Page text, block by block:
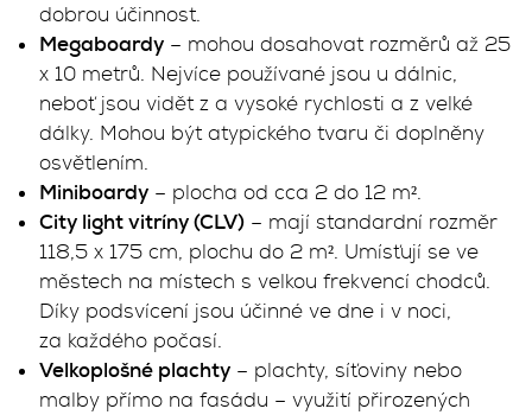
dobrou účinnost.
Megaboardy – mohou dosahovat rozměrů až 25
x 10 metrů. Nejvíce používané jsou u dálnic,
neboť jsou vidět z a vysoké rychlosti a z velké
dálky. Mohou být atypického tvaru či doplněny
osvětlením.
Miniboardy – plocha od cca 2 do 12 m².
City light vitríny (CLV) – mají standardní rozměr
118,5 x 175 cm, plochu do 2 m². Umísťují se ve
městech na místech s velkou frekvencí chodců.
Díky podsvícení jsou účinné ve dne i v noci,
za každého počasí.
Velkoplošné plachty – plachty, síťoviny nebo
malby přímo na fasádu – využití přirozených